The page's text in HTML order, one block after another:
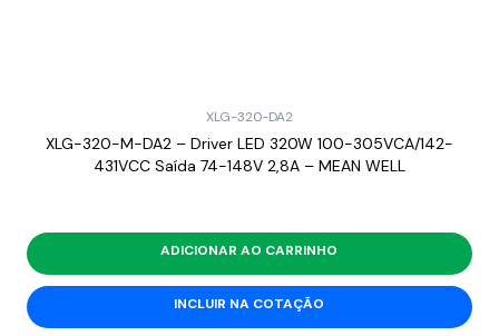
XLG-320-DA2
XLG-320-M-DA2 – Driver LED 320W 100-305VCA/142-
431VCC Saída 74-148V 2,8A – MEAN WELL
ADICIONAR AO CARRINHO
INCLUIR NA COTAÇÃO